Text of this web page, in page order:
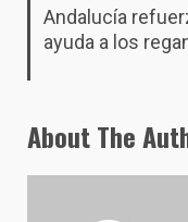
Andalucía
ayuda a los
About The